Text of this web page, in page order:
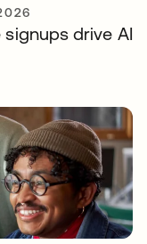
signups drive AI